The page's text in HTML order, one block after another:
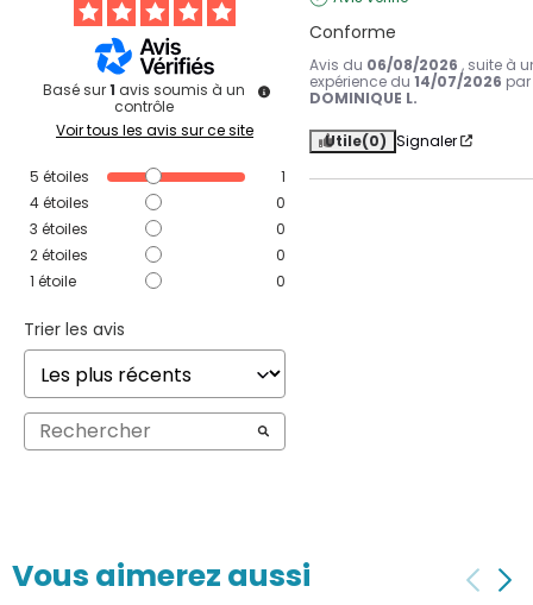
Basé sur1 avis soumis à un
contrôle
Voir tous les avis sur ce site
5 étoiles
1
4étoiles
0
3 étoiles
0
2étoiles
0
1 étoile 0
Trier les avis
Conforme
Avis du 06/08/2026 , suite à
expérience du 14/07/2026 par
DOMINIQUE L.
Utile(0) Signaler
Vous aimerez aussi